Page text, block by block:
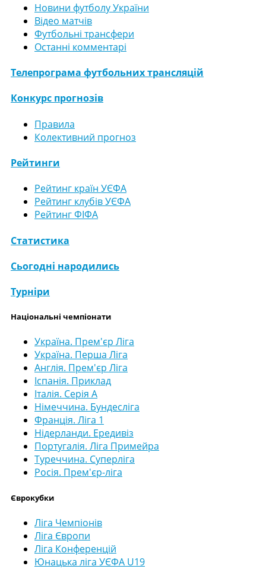
Новини футболу України
Відео матчів
Футбольні трансфери
Останні комментарі
Телепрограма футбольних трансляцій
Конкурс прогнозів
Правила
Колективний прогноз
Рейтинги
Рейтинг країн УЄФА
Рейтинг клубів УЄФА
Рейтинг ФІФА
Статистика
Сьогодні народились
Турніри
Національні чемпіонати
Україна. Прем'єр Ліга
Україна. Перша Ліга
Англія. Прем'єр Ліга
Іспанія. Приклад
Італія. Серія А
Німеччина. Бундесліга
Франція. Ліга 1
Нідерланди. Ередивіз
Португалія. Ліга Примейра
Туреччина. Суперліга
Росія. Прем'єр-ліга
Єврокубки
Ліга Чемпіонів
Ліга Європи
Ліга Конференцій
Юнацька ліга УЄФА U19